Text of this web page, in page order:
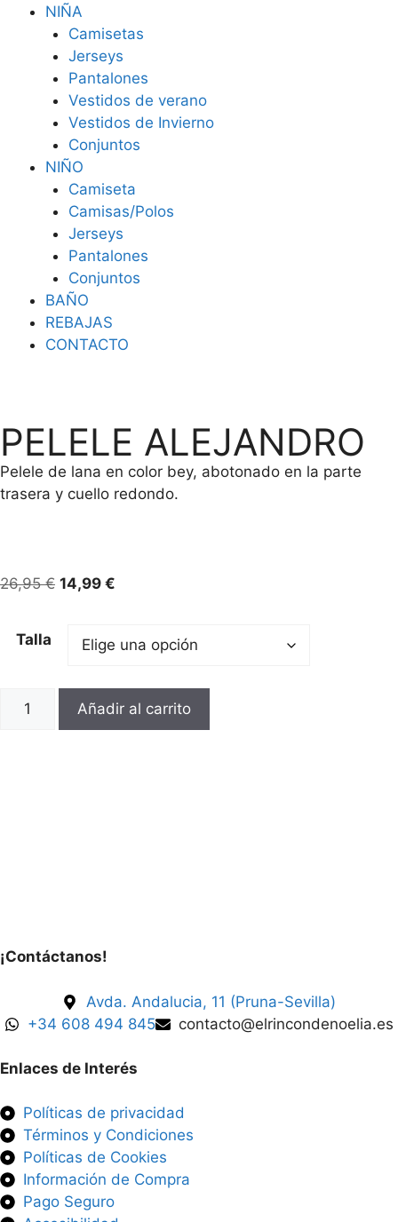
NIÑA
Camisetas
Jerseys
Pantalones
Vestidos de verano
Vestidos de Invierno
Conjuntos
NIÑO
Camiseta
Camisas/Polos
Jerseys
Pantalones
Conjuntos
BAÑO
REBAJAS
CONTACTO
PELELE ALEJANDRO
Pelele de lana en color bey, abotonado en la parte
trasera y cuello redondo.
26,95€ 14,99 €
Talla
Añadir al carrito
¡Contáctanos!
Avda. Andalucia, 11 (Pruna-Sevilla)
+34 608 494 845
contacto@elrincondenoelia.es
Enlaces de Interés
Políticas de privacidad
Términos y Condiciones
Políticas de Cookies
Información de Compra
Pago Seguro